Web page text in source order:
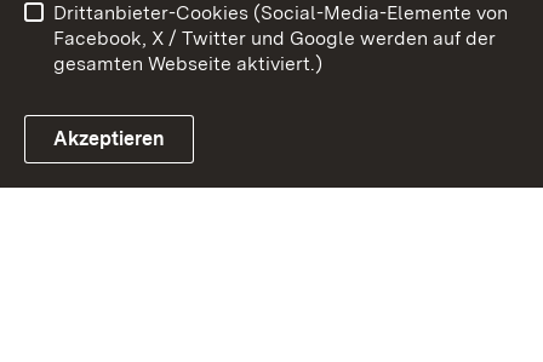
Link zum Landesportal
Impressum
Cookies
Drittanbieter-Cookies (Social-Media-Elemente von
Facebook, X / Twitter und Google werden auf der
gesamten Webseite aktiviert.)
Akzeptieren